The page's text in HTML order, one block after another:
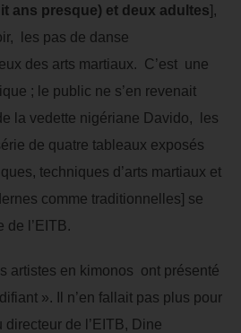
ans presque) et deux adultes],
les pas de danse
des arts martiaux. C’est une
; le public ne s’en revenait
la vedette nigériane Davido, les
de quatre tableaux exposés
techniques d’arts martiaux et
comme traditionnelles] se
de l’EITB.
artistes en kimonos ont présenté
». Il n’en fallait pas plus pour
directeur de l’EITB, Dine